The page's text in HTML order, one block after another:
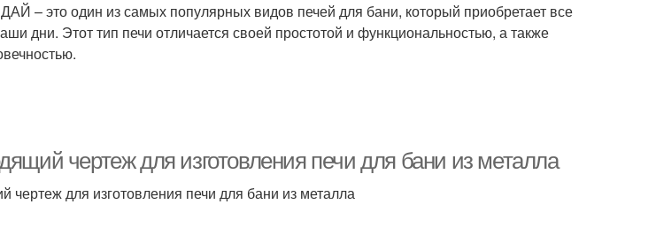
– это один из самых популярных видов печей для бани, который приобретает все
дни. Этот тип печи отличается своей простотой и функциональностью, а также
чертеж для изготовления печи для бани из металла
чертеж для изготовления печи для бани из металла